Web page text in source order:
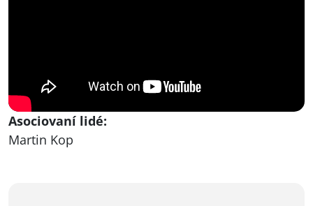
Asociovaní lidé:
Martin Kop